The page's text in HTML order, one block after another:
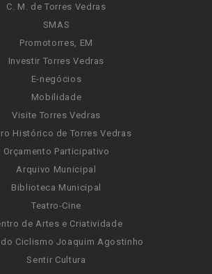
C. M. de Torres Vedras
SMAS
Promotorres, EM
Investir Torres Vedras
E-negócios
Mobilidade
Visite Torres Vedras
Histórico de Torres Vedras
Orçamento Participativo
Arquivo Municipal
Biblioteca Municipal
Teatro-Cine
de Artes e Criatividade
do Ciclismo Joaquim Agostinho
Sentir Cultura